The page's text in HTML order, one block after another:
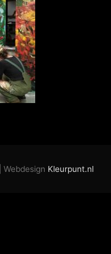
| Webdesign Kleurpunt.nl